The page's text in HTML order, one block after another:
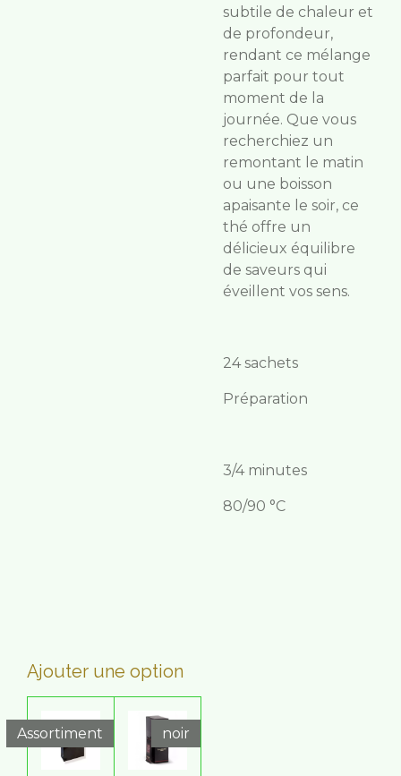
subtile de chaleur et
de profondeur,
rendant ce mélange
parfait pour tout
moment de la
journée. Que vous
recherchiez un
remontant le matin
ou une boisson
apaisante le soir, ce
thé offre un
délicieux équilibre
de saveurs qui
éveillent vos sens.
24 sachets
Préparation
3/4 minutes
80/90 °C
Ajouter une option
Assortiment noir